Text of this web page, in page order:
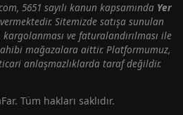
5651 sayılı kanun kapsamında Yer
Sitemizde satışa sunulan
ve faturalandırılması ile
mağazalara aittir. Platformumuz,
ticari anlaşmazlıklarda taraf değildir.
Tüm hakları saklıdır.